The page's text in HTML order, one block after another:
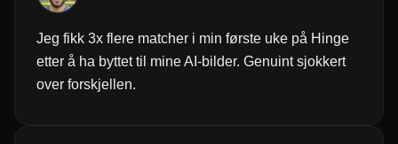
Jeg fikk 3x flere matcher i min første uke på Hinge
etter å ha byttet til mine AI-bilder. Genuint sjokkert
over forskjellen.